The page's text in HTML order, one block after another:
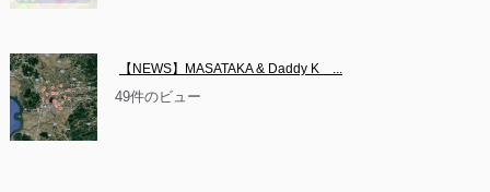
【NEWS】MASATAKA & Daddy K　...
49件のビュー